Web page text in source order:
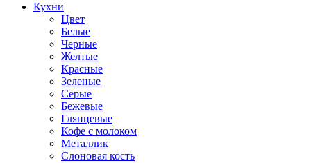
Кухни
Цвет
Белые
Черные
Желтые
Красные
Зеленые
Серые
Бежевые
Глянцевые
Кофе с молоком
Металлик
Слоновая кость